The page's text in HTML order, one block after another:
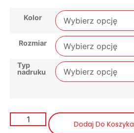
Kolor
Rozmiar
Typ
nadruku
Dodaj Do Koszyka